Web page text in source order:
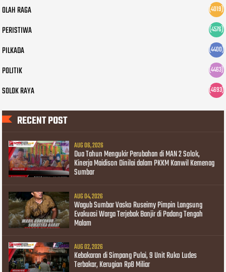
OLAH RAGA (4019)
PERISTIWA (4576)
PILKADA (4400)
POLITIK (4463)
SOLOK RAYA (4693)
RECENT POST
AUG 06, 2026
Dua Tahun Mengukir Perubahan di MAN 2 Solok,
Kinerja Maidison Dinilai dalam PKKM Kanwil Kemenag
Sumbar
AUG 04, 2026
Wagub Sumbar Vasko Ruseimy Pimpin Langsung
Evakuasi Warga Terjebak Banjir di Padang Tengah
Malam
AUG 02, 2026
Kebakaran di Simpang Pulai, 9 Unit Ruko Ludes
Terbakar, Kerugian Rp8 Miliar